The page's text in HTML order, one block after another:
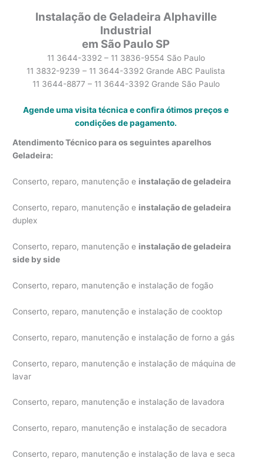
Instalação de Geladeira Alphaville
Industrial
em São Paulo SP
11 3644-3392 – 11 3836-9554 São Paulo
11 3832-9239 – 11 3644-3392 Grande ABC Paulista
11 3644-8877 – 11 3644-3392 Grande São Paulo
Agende uma visita técnica e confira ótimos preços e
condições de pagamento.
Atendimento Técnico para os seguintes aparelhos
Geladeira:
Conserto, reparo, manutenção e instalação de geladeira
Conserto, reparo, manutenção e instalação de geladeira
duplex
Conserto, reparo, manutenção e instalação de geladeira
side by side
Conserto, reparo, manutenção e instalação de fogão
Conserto, reparo, manutenção e instalação de cooktop
Conserto, reparo, manutenção e instalação de forno a gás
Conserto, reparo, manutenção e instalação de máquina de
lavar
Conserto, reparo, manutenção e instalação de lavadora
Conserto, reparo, manutenção e instalação de secadora
Conserto, reparo, manutenção e instalação de lava e seca